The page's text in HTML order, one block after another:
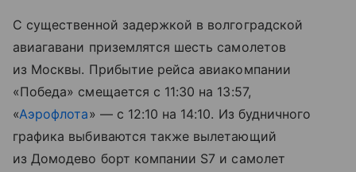
С существенной задержкой в волгоградской
авиагавани приземлятся шесть самолетов
из Москвы. Прибытие рейса авиакомпании
«Победа» смещается с 11:30 на 13:57,
«Аэрофлота» — с 12:10 на 14:10. Из будничного
графика выбиваются также вылетающий
из Домодево борт компании S7 и самолет